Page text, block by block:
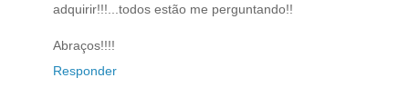
adquirir!!!...todos estão me perguntando!!
Abraços!!!!
Responder